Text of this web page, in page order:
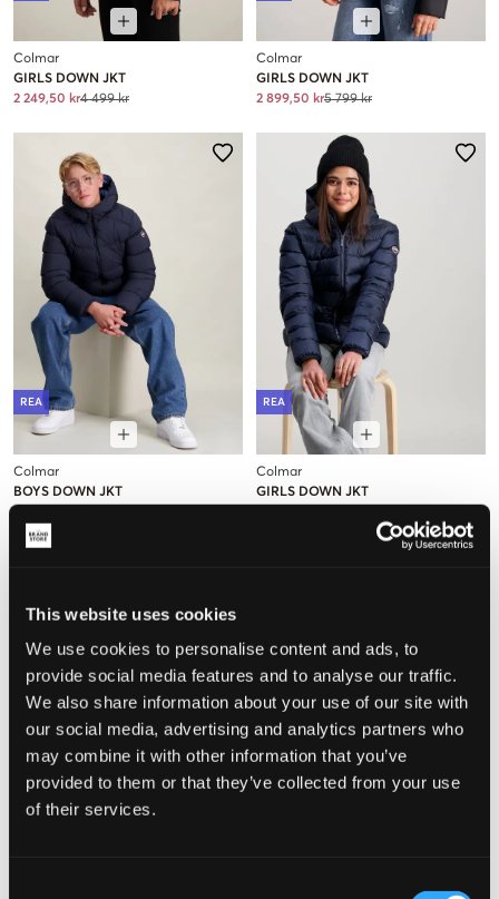
This website uses cookies
We use cookies to personalise content and ads, to
provide social media features and to analyse our traffic.
We also share information about your use of our site with
our social media, advertising and analytics partners who
may combine it with other information that you’ve
provided to them or that they’ve collected from your use
of their services.
Colmar
GIRLS DOWN JKT
2 249,50 kr4 499 kr
Colmar
GIRLS DOWN JKT
2 899,50 kr5 799 kr
REA
Colmar
BOYS DOWN JKT
REA
Colmar
GIRLS DOWN JKT